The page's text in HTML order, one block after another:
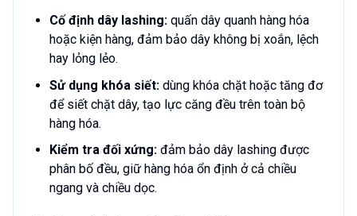
Cố định dây lashing:quấn dây quanh hàng hóa
hoặc kiện hàng, đảm bảo dây không bị xoắn, lệch
hay lỏng lẻo.
Sử dụng khóa siết:dùng khóa chặt hoặc tăng đơ
để siết chặt dây, tạo lực căng đều trên toàn bộ
hàng hóa.
Kiểm tra đối xứng:đảm bảo dây lashing được
phân bố đều, giữ hàng hóa ổn định ở cả chiều
ngang và chiều dọc.